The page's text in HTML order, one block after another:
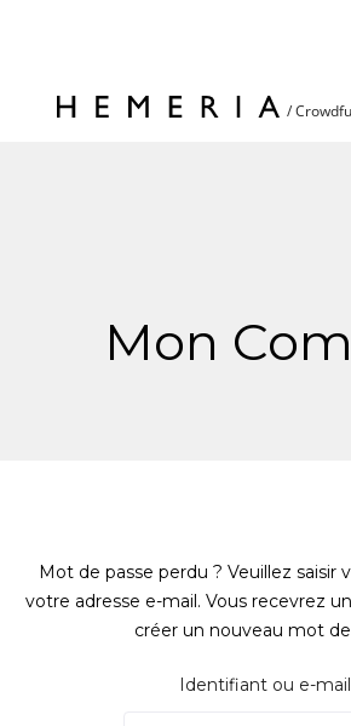
Mon
Mot de passe perdu ? Veuillez saisir
votre adresse e-mail. Vous recevrez
créer un nouveau mot de
Identifiant ou e-mail